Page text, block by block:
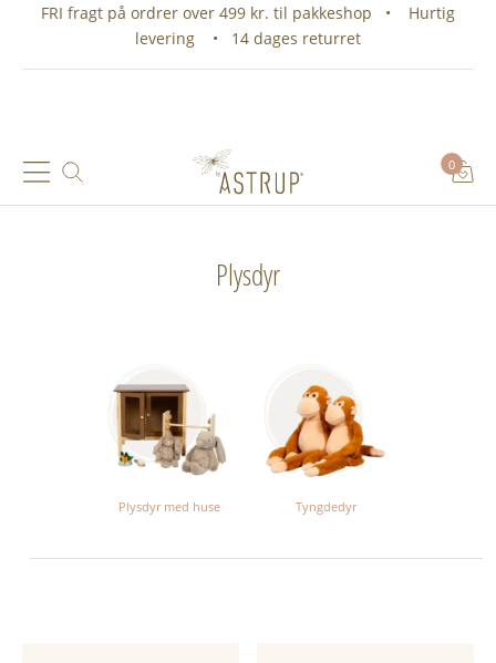
FRI fragt på ordrer over 499 kr. til pakkeshop • Hurtig
levering • 14 dages returret
0
Plysdyr
Plysdyr med huse Tyngdedyr